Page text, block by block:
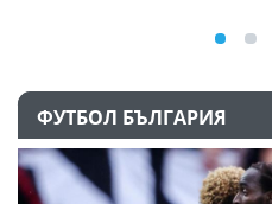
ФУТБОЛ БЪЛГАРИЯ